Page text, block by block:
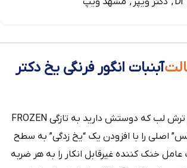
آبنبات انگور فرنگی یخ دکتر
پیچ و تاب شیرینی و ترش لب که دوستش دارید به تازگی FROZEN
اصلی را با افزودن یک “یخ زدگی” به سطح
خنک کننده غیرقابل انکار را به هر ضربه